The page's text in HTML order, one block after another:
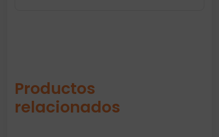
Productos
relacionados